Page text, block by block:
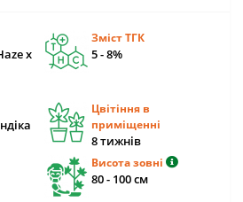
x
Зміст ТГК
5 - 8%
Цвітіння в
приміщенні
8 тижнiв
Висота зовні
80 - 100 см